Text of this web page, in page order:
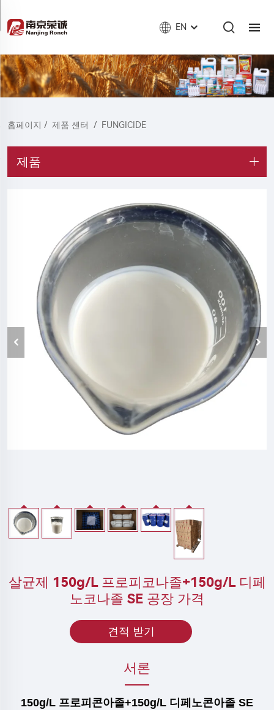
EN
홈페이지 / 제품 센터 / FUNGICIDE
제품
살균제 150g/L 프로피코나졸+150g/L 디페
노코나졸 SE 공장 가격
견적 받기
서론
150g/L 프로피콘아졸+150g/L 디페노콘아졸 SE